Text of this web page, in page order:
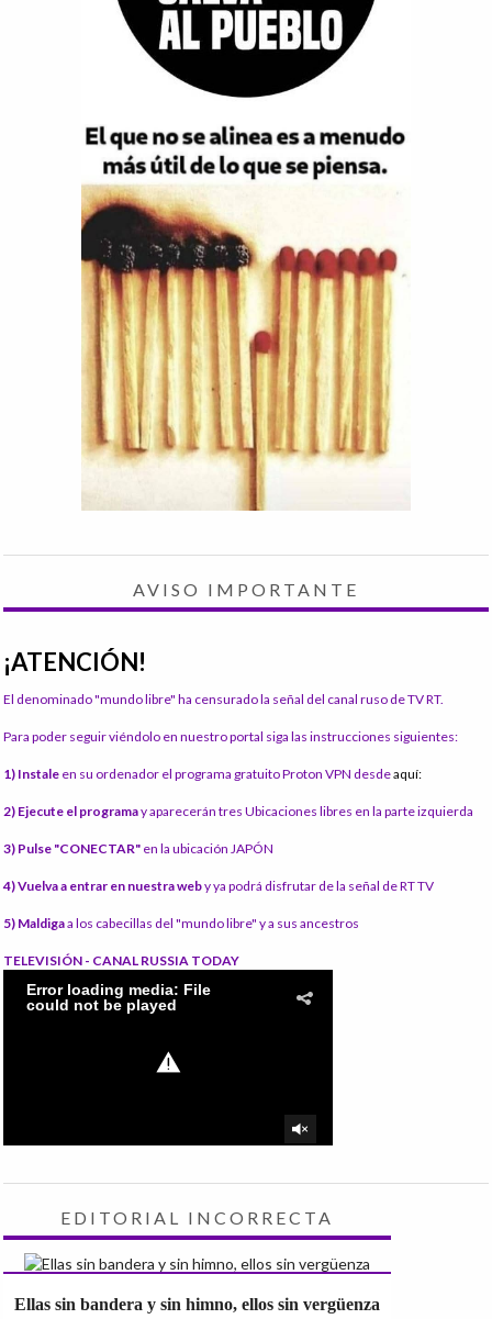
AVISO IMPORTANTE
¡ATENCIÓN!
El denominado "mundo libre" ha censurado la señal del canal ruso de TV RT.
Para poder seguir viéndolo en nuestro portal siga las instrucciones siguientes:
1) Instale en su ordenador el programa gratuito Proton VPN desdeaquí:
2) Ejecute el programay aparecerán tres Ubicaciones libres en la parte izquierda
3) Pulse "CONECTAR" en la ubicación JAPÓN
4) Vuelva a entrar en nuestra weby ya podrá disfrutar de la señal de RT TV
5) Maldigaa los cabecillas del "mundo libre" y a sus ancestros
TELEVISIÓN - CANAL RUSSIA TODAY
EDITORIAL INCORRECTA
Ellas sin bandera y sin himno, ellos sin vergüenza